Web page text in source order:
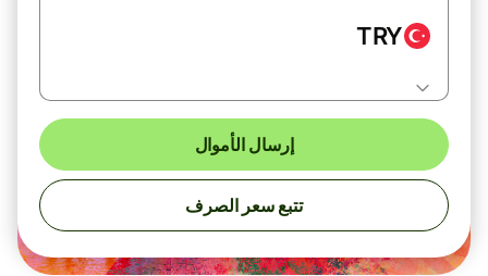
TRY
إرسال الأموال
تتبع سعر الصرف